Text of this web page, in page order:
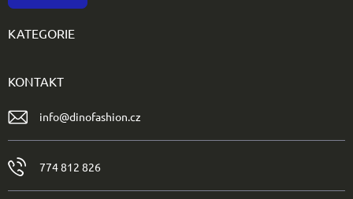
KATEGORIE
KONTAKT
info@dinofashion.cz
774 812 826